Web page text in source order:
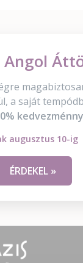
a saját
augusztus 10-ig
ÉRDEKEL »